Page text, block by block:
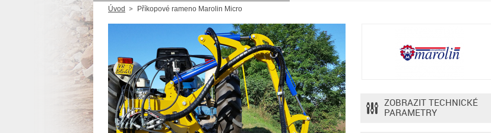
Úvod Příkopové rameno Marolin Micro
ZOBRAZIT TECHNICKÉ
PARAMETRY